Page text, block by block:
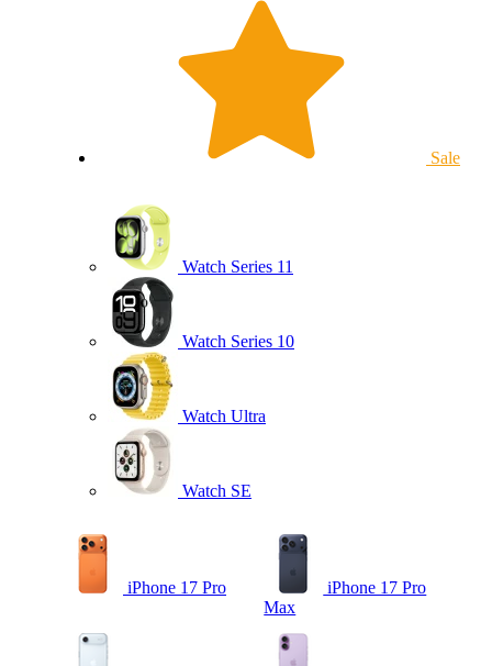
Sale
Watch Series 11
Watch Series 10
Watch Ultra
Watch SE
iPhone 17 Pro
iPhone 17 Pro
Max